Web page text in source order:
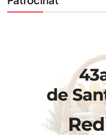
STAY UPDATED
Uneix-te al
Tota l’actualitat,
al teu correu.
la informació que